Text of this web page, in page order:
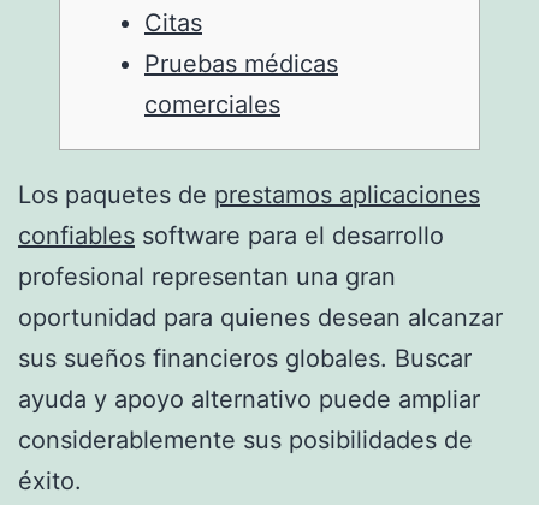
Citas
Pruebas médicas
comerciales
Los paquetes de prestamos aplicaciones
confiables software para el desarrollo
profesional representan una gran
oportunidad para quienes desean alcanzar
sus sueños financieros globales. Buscar
ayuda y apoyo alternativo puede ampliar
considerablemente sus posibilidades de
éxito.